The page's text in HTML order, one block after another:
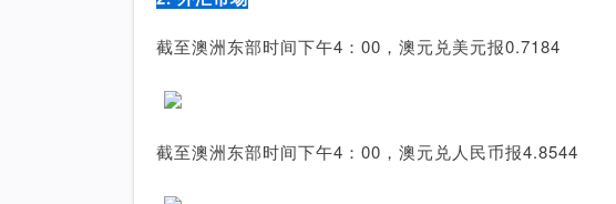
截至澳洲东部时间下午4：00，澳元兑美元报0.7184
截至澳洲东部时间下午4：00，澳元兑人民币报4.8544